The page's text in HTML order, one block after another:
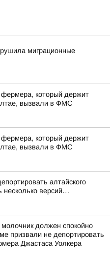
миграционные
фермера, который держит
вызвали в ФМС
фермера, который держит
вызвали в ФМС
алтайского
версий…
должен спокойно
призвали не депортировать
Джастаса Уолкера